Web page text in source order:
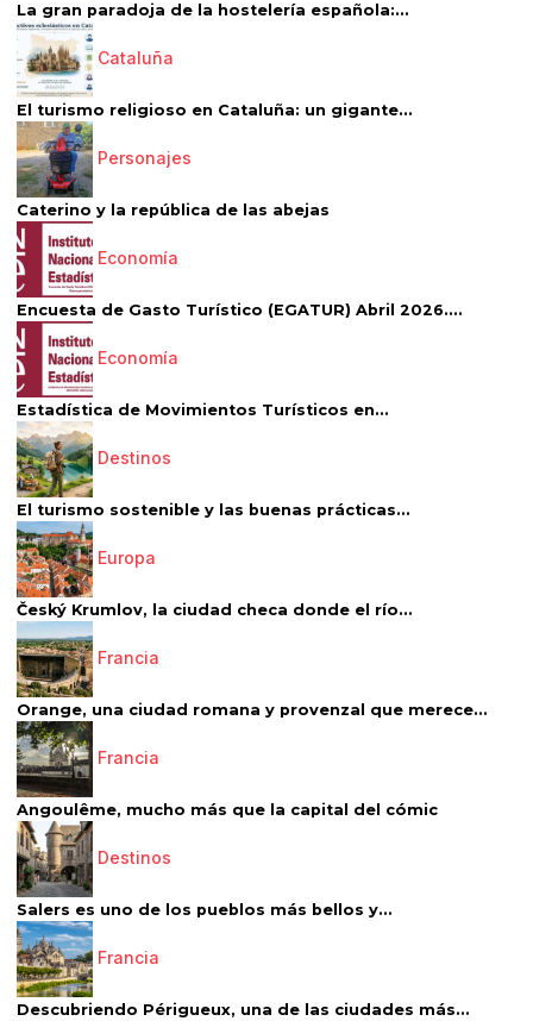
La gran paradoja de la hostelería española:...
Cataluña
El turismo religioso en Cataluña: un gigante...
Personajes
Caterino y la república de las abejas
Economía
Encuesta de Gasto Turístico (EGATUR) Abril 2026....
Economía
Estadística de Movimientos Turísticos en...
Destinos
El turismo sostenible y las buenas prácticas...
Europa
Český Krumlov, la ciudad checa donde el río...
Francia
Orange, una ciudad romana y provenzal que merece...
Francia
Angoulême, mucho más que la capital del cómic
Destinos
Salers es uno de los pueblos más bellos y...
Francia
Descubriendo Périgueux, una de las ciudades más...